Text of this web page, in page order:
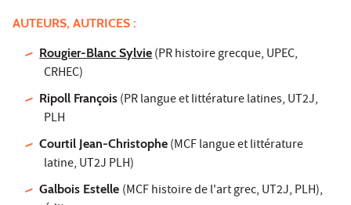
AUTEURS, AUTRICES :
Rougier-Blanc Sylvie(PR histoire grecque, UPEC,
CRHEC)
Ripoll François (PR langue et littérature latines, UT2J,
PLH
Courtil Jean-Christophe (MCF langue et littérature
latine, UT2J PLH)
Galbois Estelle (MCF histoire de l'art grec, UT2J, PLH),